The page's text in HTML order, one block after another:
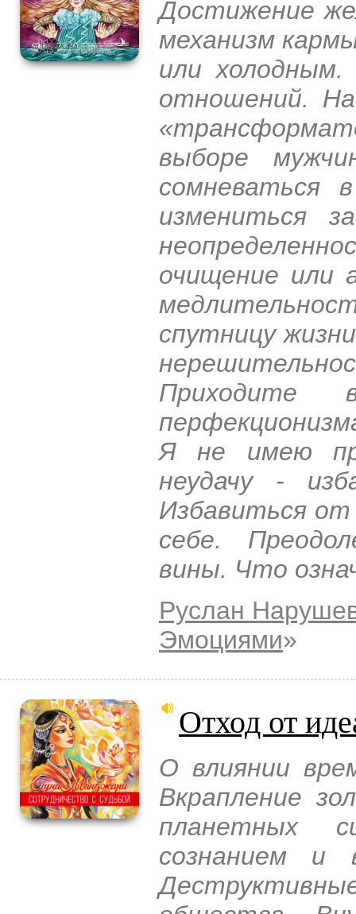
Достижение
механизм
или
отношений.
выборе
сомневаться
измениться
очищение или
спутницу
Приходите
Я не имею
неудачу -
Избавиться
себе.
вины. Что
Руслан
Эмоциями»
Отход от
О влиянии
Вкрапление
планетных
сознанием и